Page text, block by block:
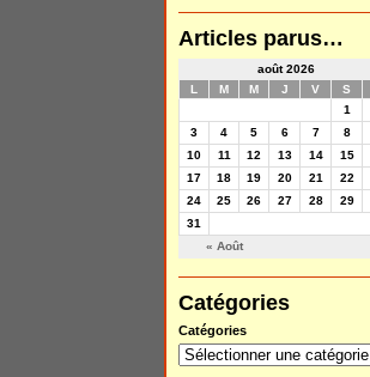
Articles parus…
août 2026
L
M M J V S
« Août
1
3
4 5 6 7 8
10
11 12 13 14 15
17
18 19 20 21 22
24
25 26 27 28 29
31
Catégories
Catégories